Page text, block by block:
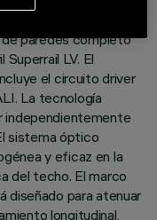
de paredes completo
LV. El
el circuito driver
La tecnología
independientemente
sistema óptico
y eficaz en la
del techo. El marco
diseñado para atenuar
longitudinal,